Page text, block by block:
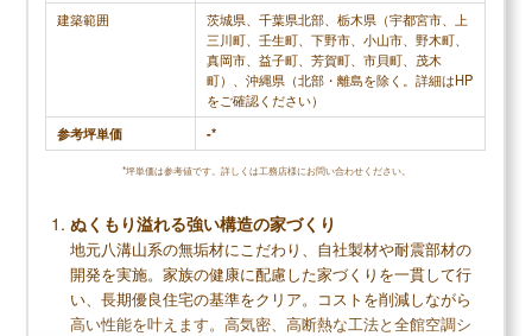
調査概要
調査方法：インターネット調査
調査対象：タマホームで注文住宅を建てた人
メリット
コストと住宅性能を両立できる
設計力があり、希望の間取りが実現しやすい
最長60年と大手メーカーレベルの保証期間
建築範囲
茨城県、千葉県北部、栃木県（宇都宮市、上
三川町、壬生町、下野市、小山市、野木町、
真岡市、益子町、芳賀町、市貝町、茂木
町）、沖縄県（北部・離島を除く。詳細はHP
をご確認ください）
参考坪単価
-*
*坪単価は参考値です。詳しくは工務店様にお問い合わせください。
ぬくもり溢れる強い構造の家づくり
地元八溝山系の無垢材にこだわり、自社製材や耐震部材の
開発を実施。家族の健康に配慮した家づくりを一貫して行
い、長期優良住宅の基準をクリア。コストを削減しながら
高い性能を叶えます。高気密、高断熱な工法と全館空調シ